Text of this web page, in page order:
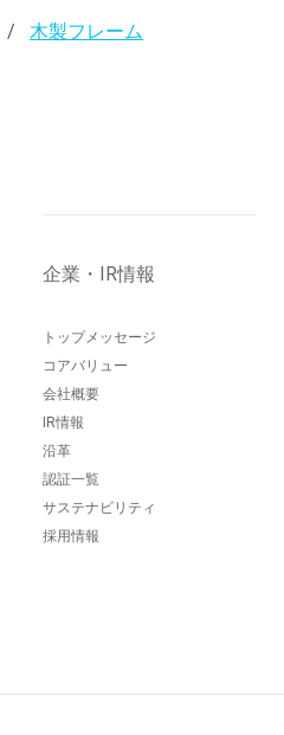
木製フレーム
企業・IR情報
トップメッセージ
コアバリュー
会社概要
IR情報
沿革
認証一覧
サステナビリティ
採用情報